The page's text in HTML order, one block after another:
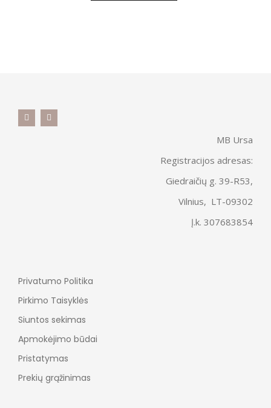
MB Ursa
Registracijos adresas:
Giedraičių g. 39-R53,
Vilnius, LT-09302
Į.k. 307683854
Privatumo Politika
Pirkimo Taisyklės
Siuntos sekimas
Apmokėjimo būdai
Pristatymas
Prekių grąžinimas